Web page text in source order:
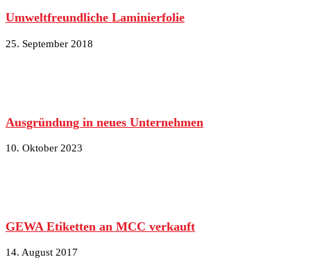
Umweltfreundliche Laminierfolie
25. September 2018
Ausgründung in neues Unternehmen
10. Oktober 2023
GEWA Etiketten an MCC verkauft
14. August 2017